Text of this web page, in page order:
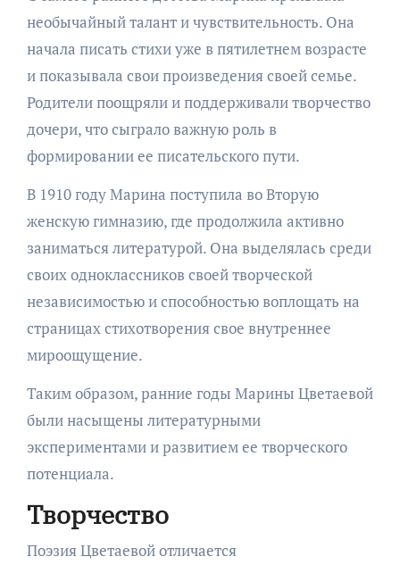
необычайный талант и чувствительность. Она
начала писать стихи уже в пятилетнем возрасте
и показывала свои произведения своей семье.
Родители поощряли и поддерживали творчество
дочери, что сыграло важную роль в
формировании ее писательского пути.
В 1910 году Марина поступила во Вторую
женскую гимназию, где продолжила активно
заниматься литературой. Она выделялась среди
своих одноклассников своей творческой
независимостью и способностью воплощать на
страницах стихотворения свое внутреннее
мироощущение.
Таким образом, ранние годы Марины Цветаевой
были насыщены литературными
экспериментами и развитием ее творческого
потенциала.
Творчество
Поэзия Цветаевой отличается